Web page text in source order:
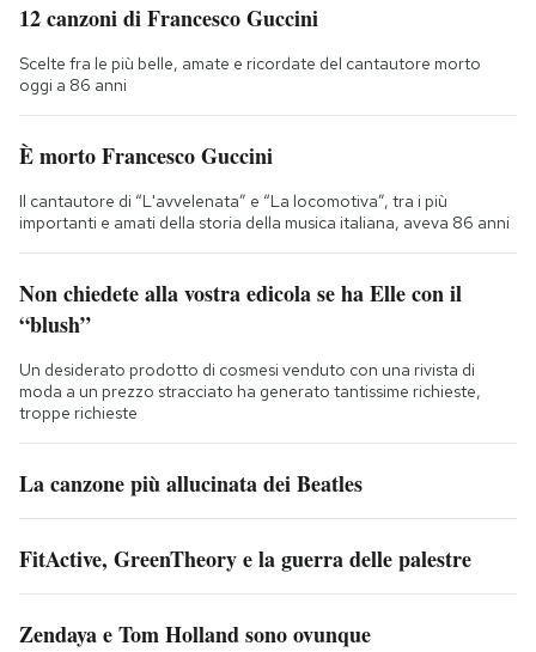
12 canzoni di Francesco Guccini
Scelte fra le più belle, amate e ricordate del cantautore morto
oggi a 86 anni
È morto Francesco Guccini
Il cantautore di “L'avvelenata” e “La locomotiva”, tra i più
importanti e amati della storia della musica italiana, aveva 86 anni
Non chiedete alla vostra edicola se ha Elle con il
“blush”
Un desiderato prodotto di cosmesi venduto con una rivista di
moda a un prezzo stracciato ha generato tantissime richieste,
troppe richieste
La canzone più allucinata dei Beatles
FitActive, GreenTheory e la guerra delle palestre
Zendaya e Tom Holland sono ovunque